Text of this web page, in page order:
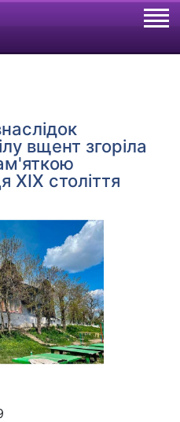
вщент згоріла
XIX століття